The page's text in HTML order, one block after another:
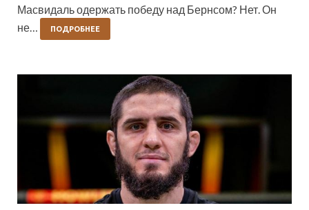
Масвидаль одержать победу над Бернсом? Нет. Он
не…
ПОДРОБНЕЕ